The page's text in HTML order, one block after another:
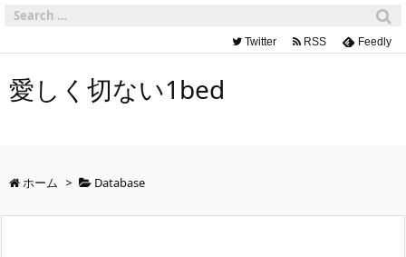
Twitter RSS Feedly
愛しく切ない1bed
ホーム > Database